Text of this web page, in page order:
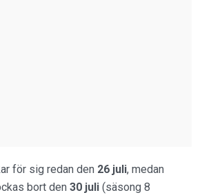
för sig redan den 26 juli, medan
bort den 30 juli (säsong 8